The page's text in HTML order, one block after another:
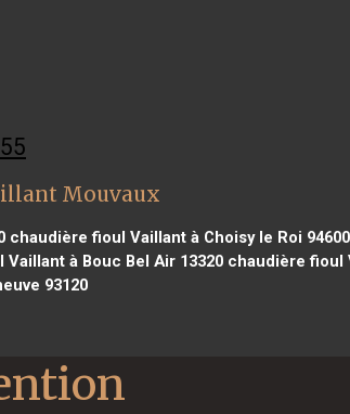
Mouvaux
chaudière fioul Vaillant à Choisy le Roi 94600
à Bouc Bel Air 13320chaudière fioul
93120